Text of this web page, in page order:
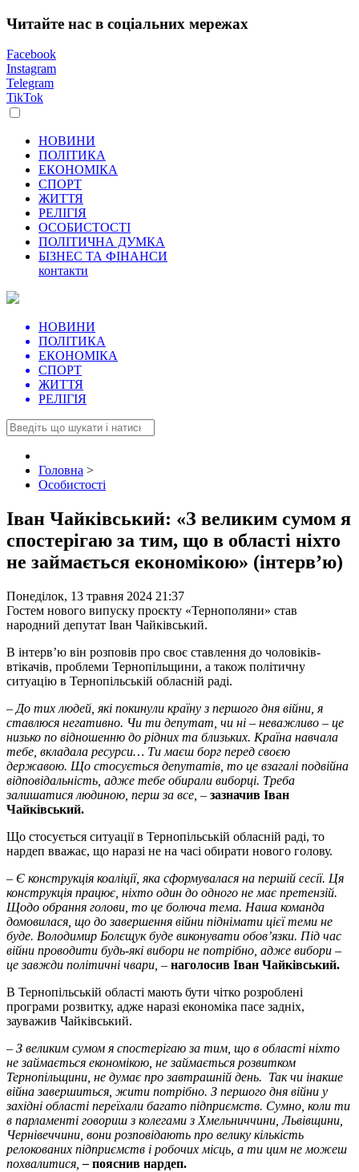
Читайте нас в соціальних мережах
Facebook
Instagram
Telegram
TikTok
НОВИНИ
ПОЛІТИКА
ЕКОНОМІКА
СПОРТ
ЖИТТЯ
РЕЛІГІЯ
ОСОБИСТОСТІ
ПОЛІТИЧНА ДУМКА
БІЗНЕС ТА ФІНАНСИ
контакти
НОВИНИ
ПОЛІТИКА
ЕКОНОМІКА
СПОРТ
ЖИТТЯ
РЕЛІГІЯ
Головна >
Особистості
Іван Чайківський: «З великим сумом я
спостерігаю за тим, що в області ніхто
не займається економікою» (інтерв’ю)
Понеділок, 13 травня 2024 21:37
Гостем нового випуску проєкту «Тернополяни» став
народний депутат Іван Чайківський.
В інтерв’ю він розповів про своє ставлення до чоловіків-
втікачів, проблеми Тернопільщини, а також політичну
ситуацію в Тернопільській обласній раді.
– До тих людей, які покинули країну з першого дня війни, я
ставлюся негативно. Чи ти депутат, чи ні – неважливо – це
низько по відношенню до рідних та близьких. Країна навчала
тебе, вкладала ресурси… Ти маєш борг перед своєю
державою. Що стосується депутатів, то це взагалі подвійна
відповідальність, адже тебе обирали виборці. Треба
залишатися людиною, перш за все, – зазначив Іван
Чайківський.
Що стосується ситуації в Тернопільській обласній раді, то
нардеп вважає, що наразі не на часі обирати нового голову.
– Є конструкція коаліції, яка сформувалася на першій сесії. Ця
конструкція працює, ніхто один до одного не має претензій.
Щодо обрання голови, то це болюча тема. Наша команда
домовилася, що до завершення війни піднімати цієї теми не
буде. Володимир Болєщук буде виконувати обов’язки. Під час
війни проводити будь-які вибори не потрібно, адже вибори –
це завжди політичні чвари, – наголосив Іван Чайківський.
В Тернопільській області мають бути чітко розроблені
програми розвитку, адже наразі економіка пасе задніх,
зауважив Чайківський.
– З великим сумом я спостерігаю за тим, що в області ніхто
не займається економікою, не займається розвитком
Тернопільщини, не думає про завтрашній день. Так чи інакше
війна завершиться, жити потрібно. З першого дня війни у
західні області переїхали багато підприємств. Сумно, коли ти
в парламенті говориш з колегами з Хмельниччини, Львівщини,
Чернівеччини, вони розповідають про велику кількість
релокованих підприємств і робочих місць, а ти цим не можеш
похвалитися,– пояснив нардеп.